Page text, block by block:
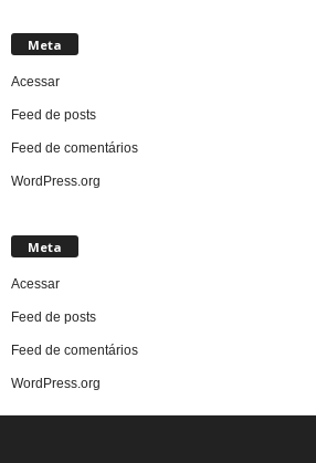
Meta
Acessar
Feed de posts
Feed de comentários
WordPress.org
Meta
Acessar
Feed de posts
Feed de comentários
WordPress.org